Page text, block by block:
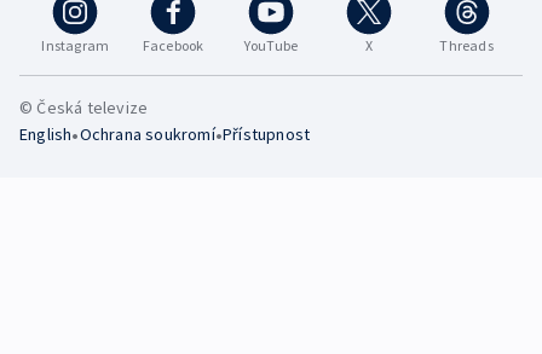
Instagram Facebook YouTube X Threads
© Česká televize
English•Ochrana soukromí•Přístupnost